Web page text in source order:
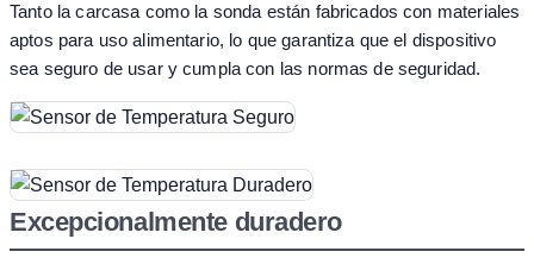
Tanto la carcasa como la sonda están fabricados con materiales
aptos para uso alimentario, lo que garantiza que el dispositivo
sea seguro de usar y cumpla con las normas de seguridad.
Excepcionalmente duradero